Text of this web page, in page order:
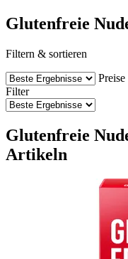
Glutenfreie
Filtern & sortieren
Preise
Filter
Glutenfreie
Artikeln